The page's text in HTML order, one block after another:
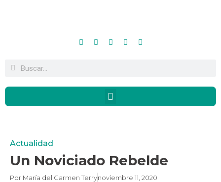
Actualidad
Un Noviciado Rebelde
Por María del Carmen Terrynoviembre 11, 2020